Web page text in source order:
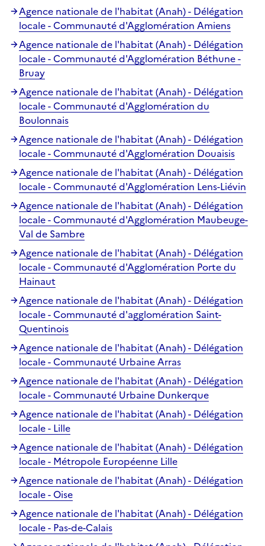
Agence nationale de l'habitat (Anah) - Délégation
locale - Communauté d'Agglomération Amiens
Agence nationale de l'habitat (Anah) - Délégation
locale - Communauté d'Agglomération Béthune -
Bruay
Agence nationale de l'habitat (Anah) - Délégation
locale - Communauté d'Agglomération du
Boulonnais
Agence nationale de l'habitat (Anah) - Délégation
locale - Communauté d'Agglomération Douaisis
Agence nationale de l'habitat (Anah) - Délégation
locale - Communauté d'Agglomération Lens-Liévin
Agence nationale de l'habitat (Anah) - Délégation
locale - Communauté d'Agglomération Maubeuge-
Val de Sambre
Agence nationale de l'habitat (Anah) - Délégation
locale - Communauté d'Agglomération Porte du
Hainaut
Agence nationale de l'habitat (Anah) - Délégation
locale - Communauté d'agglomération Saint-
Quentinois
Agence nationale de l'habitat (Anah) - Délégation
locale - Communauté Urbaine Arras
Agence nationale de l'habitat (Anah) - Délégation
locale - Communauté Urbaine Dunkerque
Agence nationale de l'habitat (Anah) - Délégation
locale - Lille
Agence nationale de l'habitat (Anah) - Délégation
locale - Métropole Européenne Lille
Agence nationale de l'habitat (Anah) - Délégation
locale - Oise
Agence nationale de l'habitat (Anah) - Délégation
locale - Pas-de-Calais